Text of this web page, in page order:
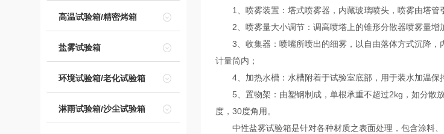
高温试验箱/精密烤箱
盐雾试验箱
环境试验箱/老化试验箱
淋雨试验箱/沙尘试验箱
1、喷雾装置：塔式喷雾器，内藏玻璃喷头，喷雾由塔管
2、喷雾量大小调节：调高喷塔上的锥形分散器喷雾量增
3、收集器：喷嘴所喷出的细雾，以自由落体方式沉降，
计量筒内；
4、加热水槽：水槽附着于试验室底部，用于装水加温保
5、置物架：由塑钢制成，单根承重不超过2kg，如分散
度，30度角用。
中性盐雾试验箱是针对各种材质之表面处理，包含涂料、